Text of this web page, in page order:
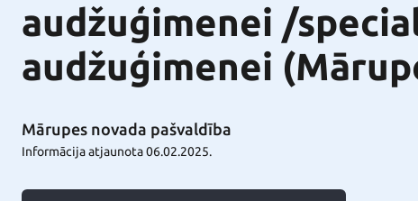
audžuģimenei /
audžuģimenei
Mārupes novada pašvaldība
Informācija atjaunota 06.02.2025.